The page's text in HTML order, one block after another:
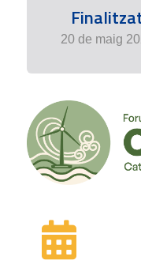
20 de maig